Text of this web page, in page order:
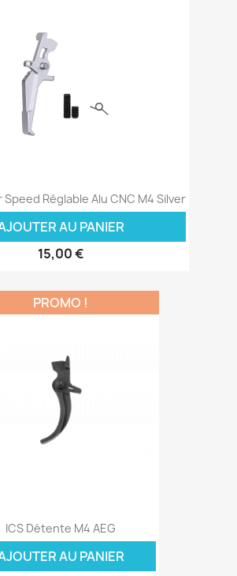
Speed Réglable Alu CNC M4 Silver
AU PANIER
15,00 €
ICS Détente M4 AEG
AU PANIER
PROMO !